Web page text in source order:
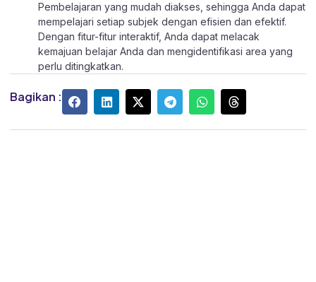
Pembelajaran yang mudah diakses, sehingga Anda dapat
mempelajari setiap subjek dengan efisien dan efektif.
Dengan fitur-fitur interaktif, Anda dapat melacak
kemajuan belajar Anda dan mengidentifikasi area yang
perlu ditingkatkan.
Bagikan :